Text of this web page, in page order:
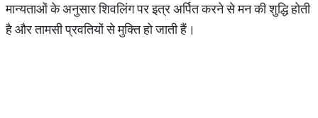
मान्यताओं के अनुसार शिवलिंग पर इत्र अर्पित करने से मन की शुद्धि होती
है और तामसी प्रवतियों से मुक्ति हो जाती हैं।